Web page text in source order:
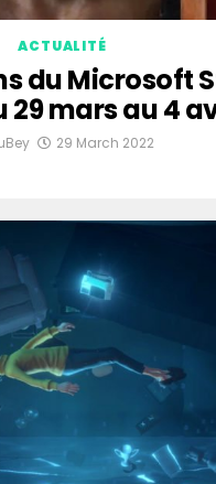
ACTUALITÉ
du Microsoft
mars au 4
29 March 2022